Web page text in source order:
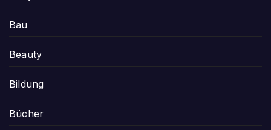
Bau
Beauty
Bildung
Bücher